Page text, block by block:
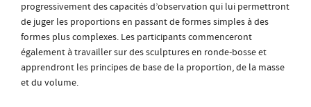
progressivement des capacités d’observation qui lui permettront
de juger les proportions en passant de formes simples à des
formes plus complexes. Les participants commenceront
également à travailler sur des sculptures en ronde-bosse et
apprendront les principes de base de la proportion, de la masse
et du volume.